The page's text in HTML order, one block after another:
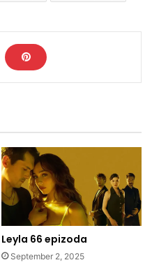
Leyla 66 epizoda
September 2, 2025